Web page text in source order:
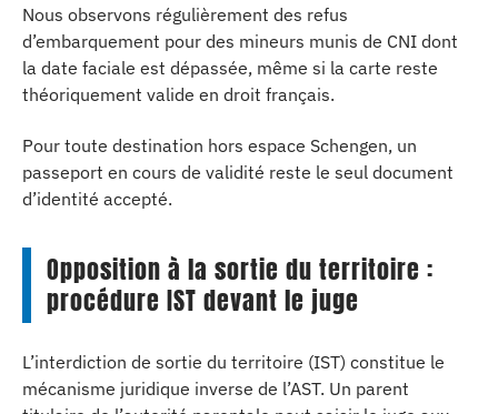
Nous observons régulièrement des refus
d’embarquement pour des mineurs munis de CNI dont
la date faciale est dépassée, même si la carte reste
théoriquement valide en droit français.
Pour toute destination hors espace Schengen, un
passeport en cours de validité reste le seul document
d’identité accepté.
Opposition à la sortie du territoire :
procédure IST devant le juge
L’interdiction de sortie du territoire (IST) constitue le
mécanisme juridique inverse de l’AST. Un parent